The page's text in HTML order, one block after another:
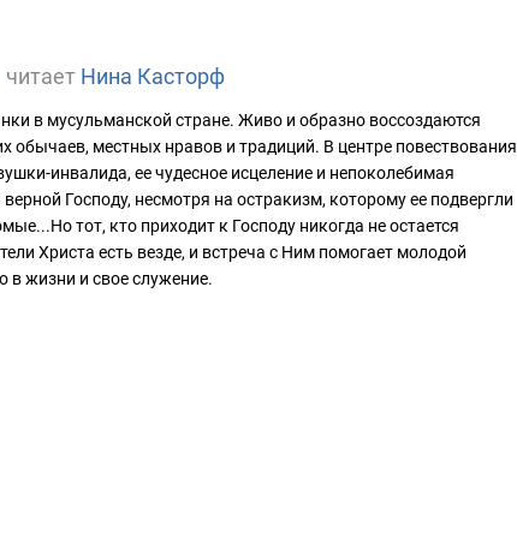
читает Нина Касторф
в мусульманской стране. Живо и образно воссоздаются
обычаев, местных нравов и традиций. В центре повествования
инвалида, ее чудесное исцеление и непоколебимая
верной Господу, несмотря на остракизм, которому ее подвергли
тот, кто приходит к Господу никогда не остается
Христа есть везде, и встреча с Ним помогает молодой
в жизни и свое служение.